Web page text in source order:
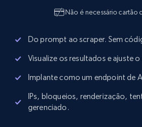
Não é necessário cartão
Do prompt ao scraper. Sem
Visualize os resultados e ajuste
Implante como um endpoint de
IPs, bloqueios, renderização,
gerenciado.